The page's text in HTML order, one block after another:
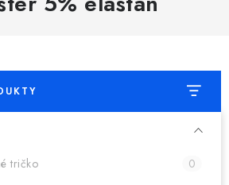
tričko
0